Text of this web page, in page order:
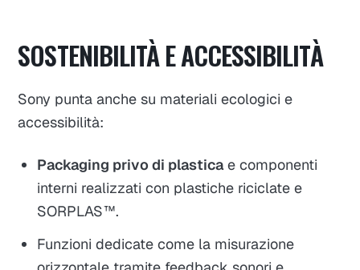
SOSTENIBILITÀ E ACCESSIBILITÀ
Sony punta anche su materiali ecologici e
accessibilità:
Packaging privo di plasticae componenti
interni realizzati con plastiche riciclate e
SORPLAS™.
Funzioni dedicate come la misurazione